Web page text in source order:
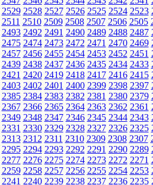
2529 2528 2527 2526 2525 2524 2523
2511 2510 2509 2508 2507 2506 2505
2493 2492 2491 2490 2489 2488 2487
2475 2474 2473 2472 2471 2470 2469
2457 2456 2455 2454 2453 2452 2451
2439 2438 2437 2436 2435 2434 2433
2421 2420 2419 2418 2417 2416 2415
2403 2402 2401 2400 2399 2398 2397
2385 2384 2383 2382 2381 2380 2379
2367 2366 2365 2364 2363 2362 2361
2349 2348 2347 2346 2345 2344 2343
2331 2330 2329 2328 2327 2326 2325
2313 2312 2311 2310 2309 2308 2307
2295 2294 2293 2292 2291 2290 2289
2277 2276 2275 2274 2273 2272 2271
2259 2258 2257 2256 2255 2254 2253
2241 2240 2239 2238 2237 2236 2235